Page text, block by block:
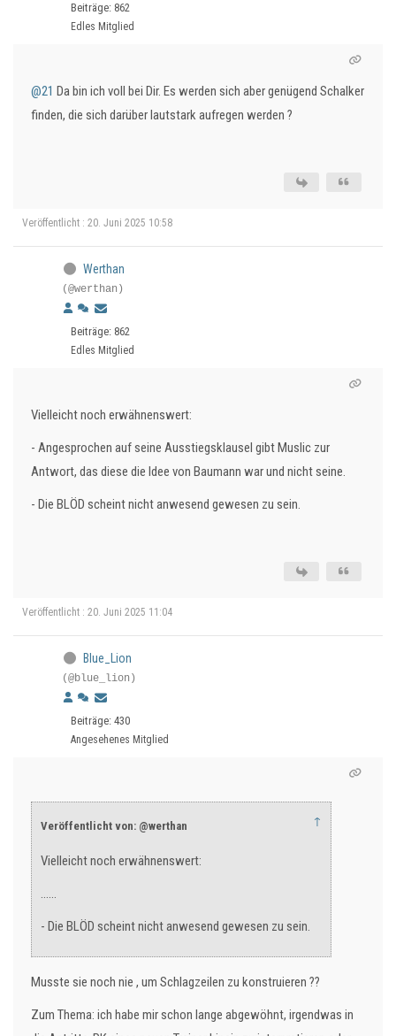
Beiträge: 862
Edles Mitglied
@21 Da bin ich voll bei Dir. Es werden sich aber genügend Schalker
finden, die sich darüber lautstark aufregen werden ?
Veröffentlicht : 20. Juni 2025 10:58
Werthan
(@werthan)
Beiträge: 862
Edles Mitglied
Vielleicht noch erwähnenswert:
- Angesprochen auf seine Ausstiegsklausel gibt Muslic zur
Antwort, das diese die Idee von Baumann war und nicht seine.
- Die BLÖD scheint nicht anwesend gewesen zu sein.
Veröffentlicht : 20. Juni 2025 11:04
Blue_Lion
(@blue_lion)
Beiträge: 430
Angesehenes Mitglied
Veröffentlicht von: @werthan ↑
Vielleicht noch erwähnenswert:
......
- Die BLÖD scheint nicht anwesend gewesen zu sein.
Musste sie noch nie , um Schlagzeilen zu konstruieren ??
Zum Thema: ich habe mir schon lange abgewöhnt, irgendwas in